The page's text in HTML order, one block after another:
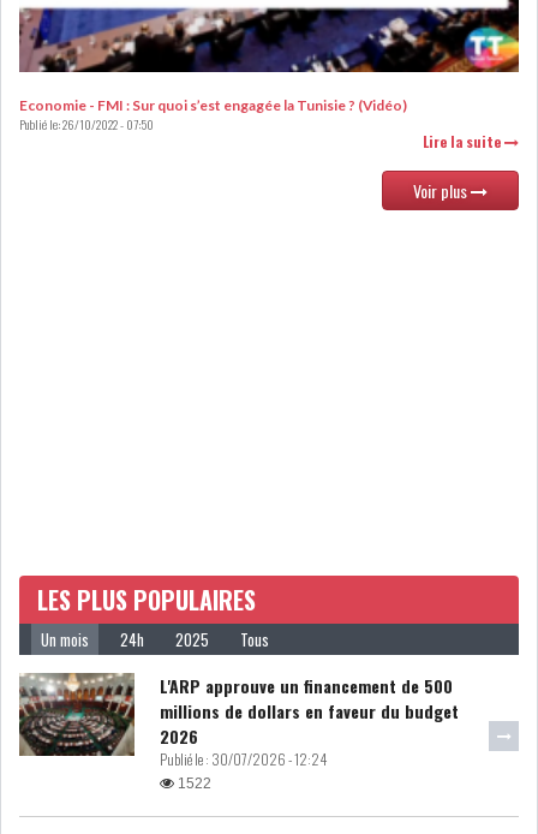
FINANCE
LE CALENDRIER FISCAL ET
SOCIAL 2021: LES...
Economie - FMI : Sur quoi s’est engagée la Tunisie ? (Vidéo)
Publié le:26/10/2022 - 07:50
Lire la suite
Voir plus
LES PLUS POPULAIRES
Un mois 24h 2025 Tous
L'ARP approuve un financement de 500
millions de dollars en faveur du budget
2026
Publié le : 30/07/2026 - 12:24
1522